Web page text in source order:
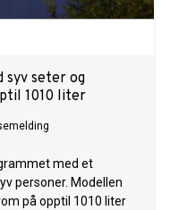
syv seter og
1010 liter
med et
personer. Modellen
på opptil 1010 liter